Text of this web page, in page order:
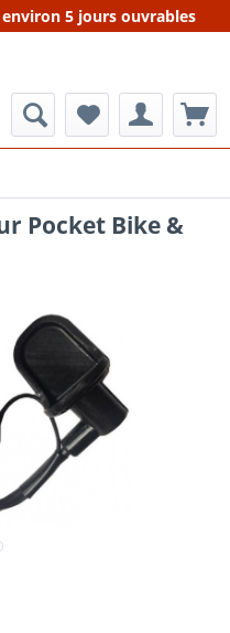
5 jours ouvrables
Pocket Bike &